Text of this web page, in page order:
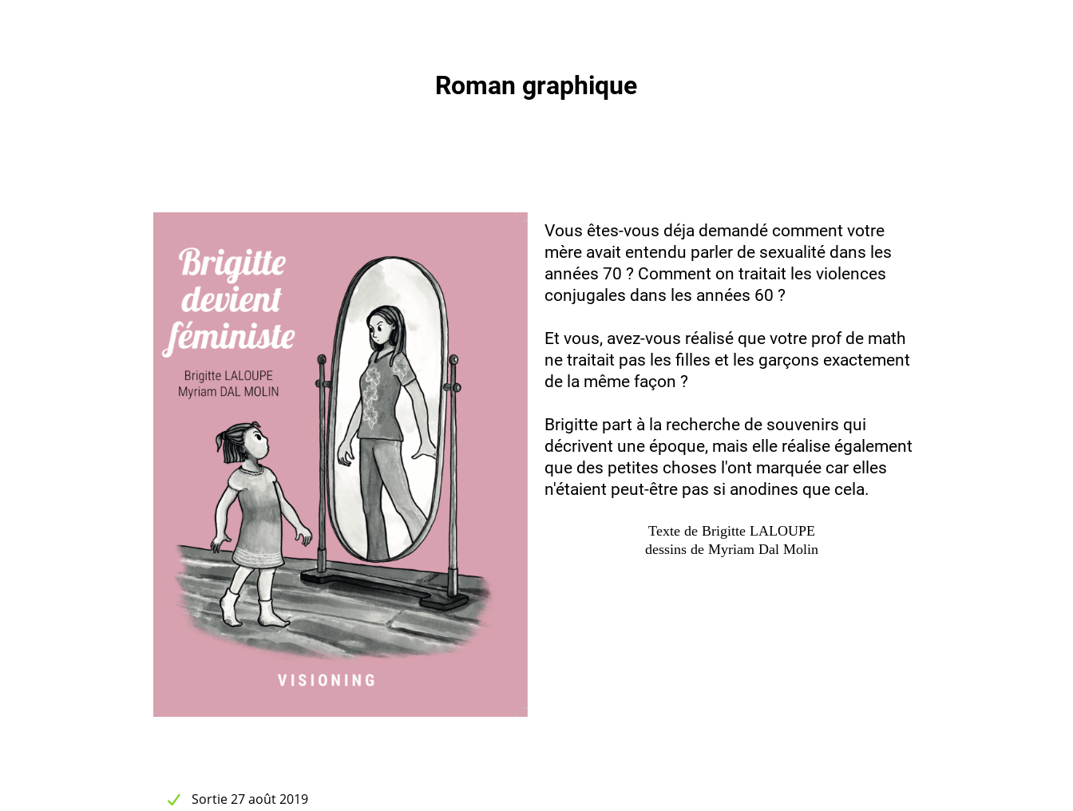
Roman graphique
Vous êtes-vous déja demandé comment votre
mère avait entendu parler de sexualité dans les
années 70 ? Comment on traitait les violences
conjugales dans les années 60 ?
Et vous, avez-vous réalisé que votre prof de math
ne traitait pas les filles et les garçons exactement
de la même façon ?
Brigitte part à la recherche de souvenirs qui
décrivent une époque, mais elle réalise également
que des petites choses l'ont marquée car elles
n'étaient peut-être pas si anodines que cela.
Texte de Brigitte LALOUPE
dessins de Myriam Dal Molin
Sortie 27 août 2019